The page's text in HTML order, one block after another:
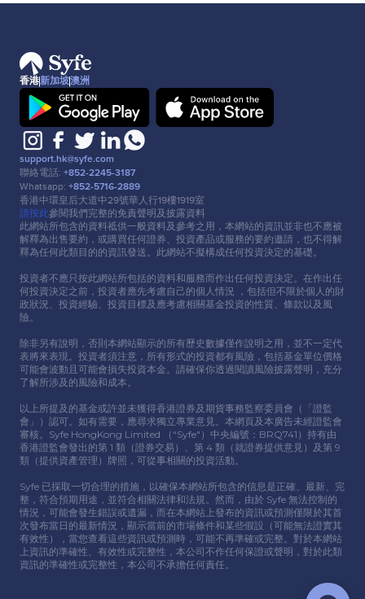
香港新加坡澳洲
support.hk@syfe.com
聯絡電話: +852-2245-3187
Whatsapp: +852-5716-2889
香港中環皇后⼤道中29號華⼈⾏19樓1919室
請按此參閱我們完整的免責聲明及披露資料
此網站所包含的資料祗供⼀般資料及參考之⽤，本網站的資訊並非也不應被
解釋為出售要約，或購買任何證券、投資產品或服務的要約邀請，也不得解
釋為任何此類⽬的的資訊發送。此網站不擬構成任何投資決定的基礎。
投資者不應只按此網站所包括的資料和服務⽽作出任何投資決定。在作出任
何投資決定之前，投資者應先考慮⾃⼰的個⼈情況 ，包括但不限於個⼈的財
政狀況、投資經驗、投資⽬標及應考慮相關基⾦投資的性質、條款以及風
險。
除非另有說明，否則本網站顯示的所有歷史數據僅作說明之⽤，並不⼀定代
表將來表現。投資者須注意，所有形式的投資都有風險，包括基⾦單位價格
可能會波動且可能會損失投資本⾦。請確保你透過閱讀風險披露聲明，充分
了解所涉及的風險和成本。
以上所提及的基⾦或許並未獲得香港證券及期貨事務監察委員會（「證監
會」）認可。如有需要，應尋求獨立專業意⾒。本網頁及本廣告未經證監會
審核。Syfe HongKong Limited （“Syfe"）中央編號：BRQ741）持有由
香港證監會發出的第 1 類（證券交易）、第 4 類（就證券提供意⾒）及第 9
類（提供資產管理）牌照，可從事相關的投資活動。
Syfe 已採取⼀切合理的措施，以確保本網站所包含的信息是正確、最新、完
整，符合預期⽤途，並符合相關法律和法規。然⽽，由於 Syfe 無法控制的
情況，可能會發⽣錯誤或遺漏，⽽在本網站上發布的資訊或預測僅限於其⾸
次發布當⽇的最新情況，顯示當前的市場條件和某些假設（可能無法證實其
有效性），當您查看這些資訊或預測時，可能不再準確或完整。對於本網站
上資訊的準確性、有效性或完整性，本公司不作任何保證或聲明，對於此類
資訊的準確性或完整性，本公司不承擔任何責任。